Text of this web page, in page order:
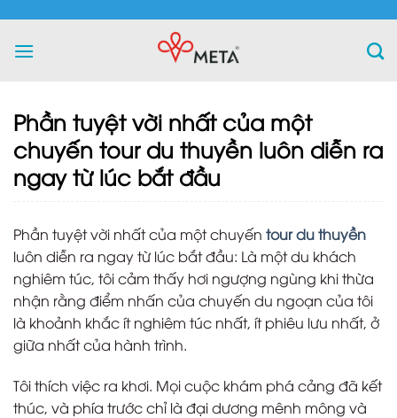
content
Phần tuyệt vời nhất của một
chuyến tour du thuyền luôn diễn ra
ngay từ lúc bắt đầu
Phần tuyệt vời nhất của một chuyến tour du thuyền
luôn diễn ra ngay từ lúc bắt đầu: Là một du khách
nghiêm túc, tôi cảm thấy hơi ngượng ngùng khi thừa
nhận rằng điểm nhấn của chuyến du ngoạn của tôi
là khoảnh khắc ít nghiêm túc nhất, ít phiêu lưu nhất, ở
giữa nhất của hành trình.
Tôi thích việc ra khơi. Mọi cuộc khám phá cảng đã kết
thúc, và phía trước chỉ là đại dương mênh mông và